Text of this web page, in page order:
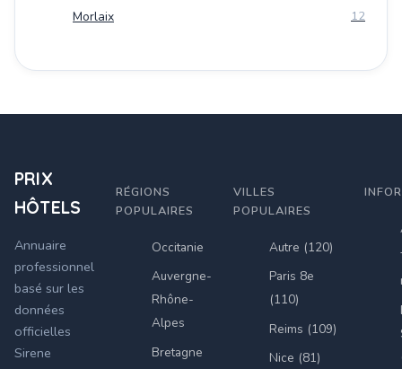
Morlaix 12
PRIX
HÔTELS
Annuaire
professionnel
basé sur les
données
officielles
Sirene
RÉGIONS
POPULAIRES
Occitanie
Auvergne-
Rhône-
Alpes
Bretagne
VILLES
POPULAIRES
Autre (120)
Paris 8e
(110)
Reims (109)
Nice (81)